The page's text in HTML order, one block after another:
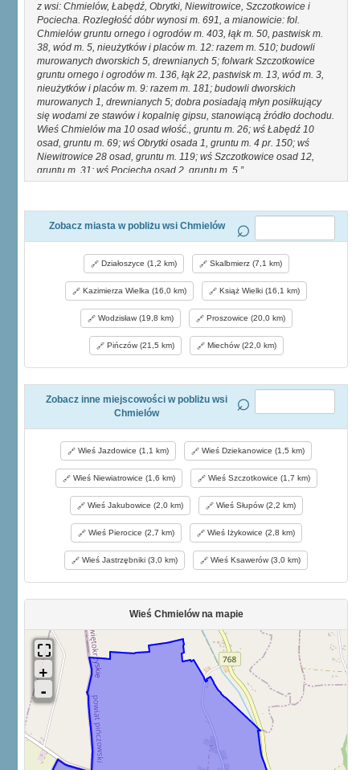
z wsi: Chmielów, Łabędź, Obrytki, Niewitrowice, Szczotkowice i
Pociecha. Rozległość dóbr wynosi m. 691, a mianowicie: fol.
Chmielów gruntu ornego i ogrodów m. 403, łąk m. 50, pastwisk m.
38, wód m. 5, nieużytków i placów m. 12: razem m. 510; budowli
murowanych dworskich 5, drewnianych 5; folwark Szczotkowice
gruntu ornego i ogrodów m. 136, łąk 22, pastwisk m. 13, wód m. 3,
nieużytków i placów m. 9: razem m. 181; budowli dworskich
murowanych 1, drewnianych 5; dobra posiadają młyn posiłkujący
się wodami ze stawów i kopalnię gipsu, stanowiącą źródło dochodu.
Wieś Chmielów ma 10 osad włość., gruntu m. 26; wś Łabędź 10
osad, gruntu m. 69; wś Obrytki osada 1, gruntu m. 4 pr. 150; wś
Niewitrowice 28 osad, gruntu m. 119; wś Szczotkowice osad 12,
gruntu m. 31; wś Pociecha osad 2, gruntu m. 5.
Zobacz miasta w pobliżu wsi Chmielów
Działoszyce (1,2 km) Skalbmierz (7,1 km)
Kazimierza Wielka (16,0 km) Książ Wielki (16,1 km)
Wodzisław (19,8 km) Proszowice (20,0 km)
Pińczów (21,5 km) Miechów (22,0 km)
Zobacz inne miejscowości w pobliżu wsi
Chmielów
Wieś Jazdowice (1,1 km) Wieś Dziekanowice (1,5 km)
Wieś Niewiatrowice (1,6 km) Wieś Szczotkowice (1,7 km)
Wieś Jakubowice (2,0 km) Wieś Słupów (2,2 km)
Wieś Pierocice (2,7 km) Wieś Iżykowice (2,8 km)
Wieś Jastrzębniki (3,0 km) Wieś Ksawerów (3,0 km)
Wieś Chmielów na mapie